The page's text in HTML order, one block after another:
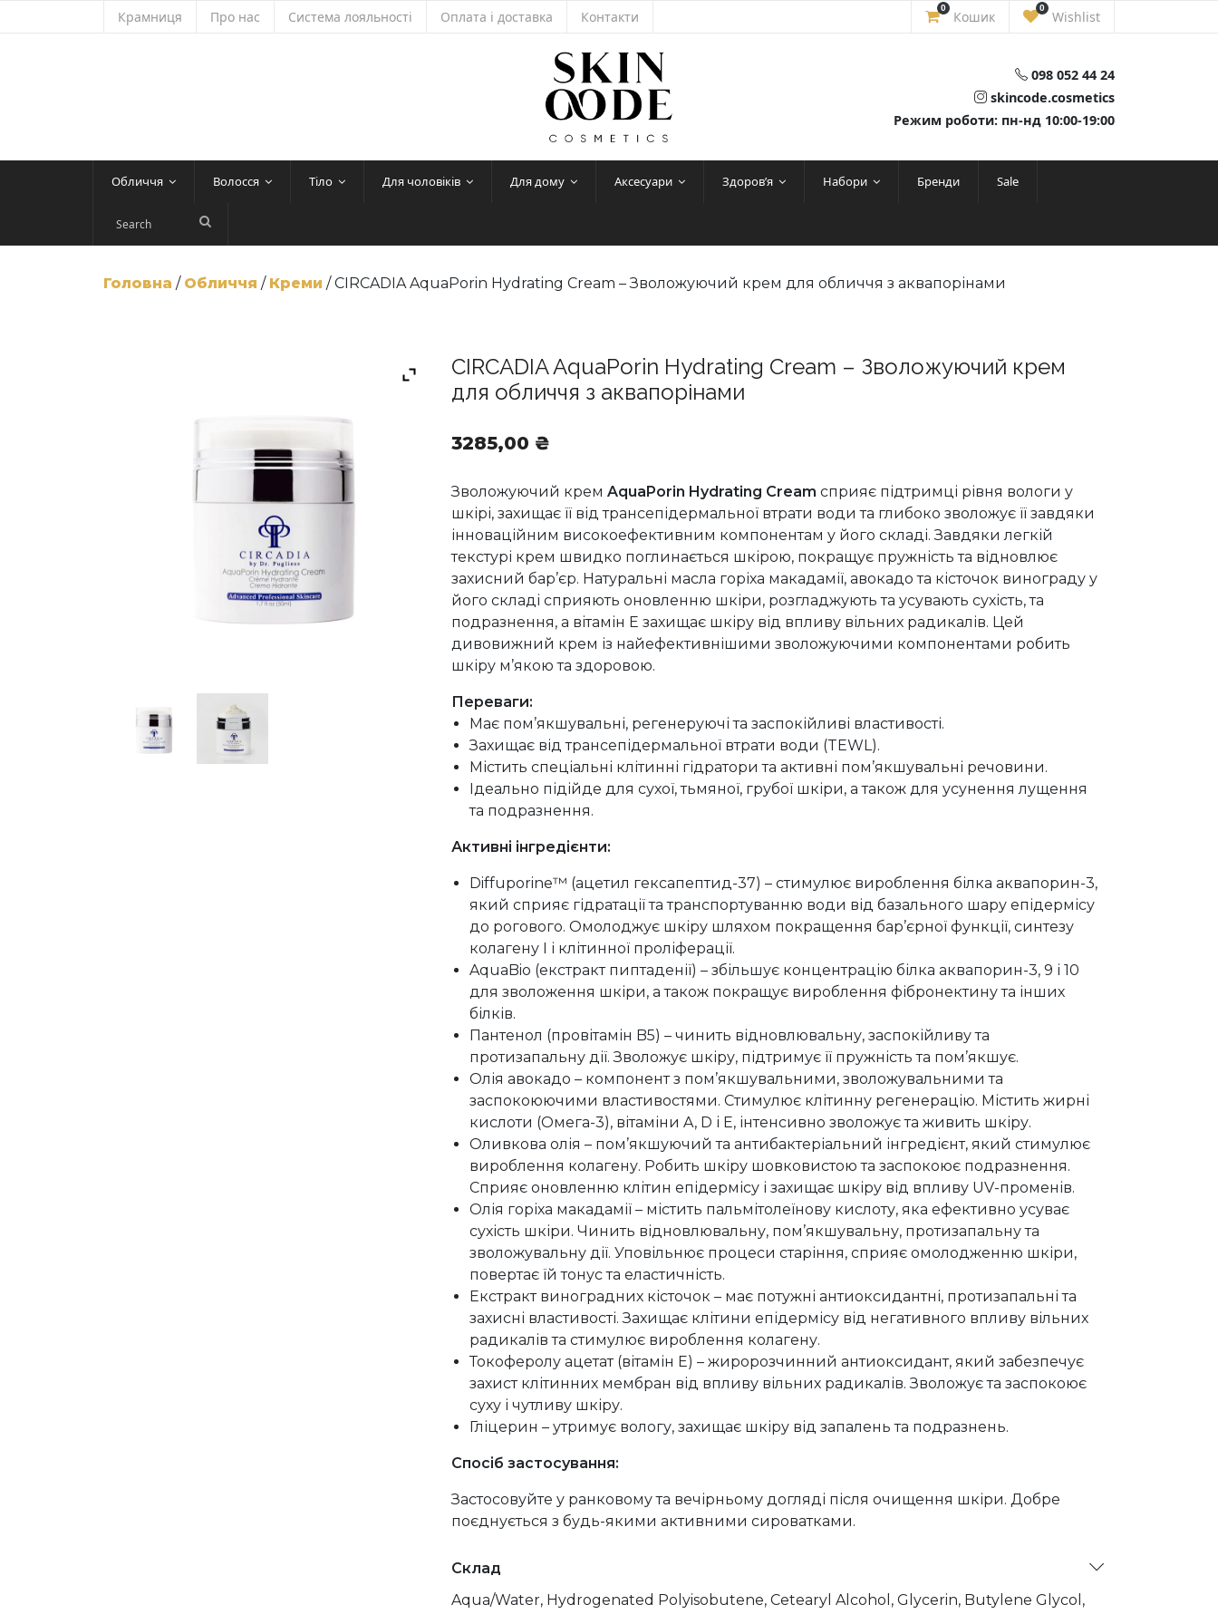
Крамниця Про нас Система лояльності Оплата і доставка Контакти
0
Кошик
0
Wishlist
098 052 44 24
skincode.cosmetics
Режим роботи: пн-нд 10:00-19:00
Обличчя Волосся Тіло Для чоловіків Для дому Аксесуари Здоров’я Набори Бренди Sale
Головна / Обличчя / Креми / CIRCADIA AquaPorin Hydrating Cream – Зволожуючий крем для обличчя з аквапорінами
CIRCADIA AquaPorin Hydrating Cream – Зволожуючий крем
для обличчя з аквапорінами
3285,00 ₴
Зволожуючий крем AquaPorin Hydrating Cream сприяє підтримці рівня вологи у
шкірі, захищає її від трансепідермальної втрати води та глибоко зволожує її завдяки
інноваційним високоефективним компонентам у його складі. Завдяки легкій
текстурі крем швидко поглинається шкірою, покращує пружність та відновлює
захисний бар’єр. Натуральні масла горіха макадамії, авокадо та кісточок винограду у
його складі сприяють оновленню шкіри, розгладжують та усувають сухість, та
подразнення, а вітамін Е захищає шкіру від впливу вільних радикалів. Цей
дивовижний крем із найефективнішими зволожуючими компонентами робить
шкіру м’якою та здоровою.
Переваги:
Має пом’якшувальні, регенеруючі та заспокійливі властивості.
Захищає від трансепідермальної втрати води (TEWL).
Містить спеціальні клітинні гідратори та активні пом’якшувальні речовини.
Ідеально підійде для сухої, тьмяної, грубої шкіри, а також для усунення лущення
та подразнення.
Активні інгредієнти:
Diffuporine™ (ацетил гексапептид-37) – стимулює вироблення білка аквапорин-3,
який сприяє гідратації та транспортуванню води від базального шару епідермісу
до рогового. Омолоджує шкіру шляхом покращення бар’єрної функції, синтезу
колагену I і клітинної проліферації.
AquaBio (екстракт пиптаденії) – збільшує концентрацію білка аквапорин-3, 9 і 10
для зволоження шкіри, а також покращує вироблення фібронектину та інших
білків.
Пантенол (провітамін B5) – чинить відновлювальну, заспокійливу та
протизапальну дії. Зволожує шкіру, підтримує її пружність та пом’якшує.
Олія авокадо – компонент з пом’якшувальними, зволожувальними та
заспокоюючими властивостями. Стимулює клітинну регенерацію. Містить жирні
кислоти (Омега-3), вітаміни A, D і Е, інтенсивно зволожує та живить шкіру.
Оливкова олія – пом’якшуючий та антибактеріальний інгредієнт, який стимулює
вироблення колагену. Робить шкіру шовковистою та заспокоює подразнення.
Сприяє оновленню клітин епідермісу і захищає шкіру від впливу UV-променів.
Олія горіха макадамії – містить пальмітолеїнову кислоту, яка ефективно усуває
сухість шкіри. Чинить відновлювальну, пом’якшувальну, протизапальну та
зволожувальну дії. Уповільнює процеси старіння, сприяє омолодженню шкіри,
повертає їй тонус та еластичність.
Екстракт виноградних кісточок – має потужні антиоксидантні, протизапальні та
захисні властивості. Захищає клітини епідермісу від негативного впливу вільних
радикалів та стимулює вироблення колагену.
Токоферолу ацетат (вітамін E) – жиророзчинний антиоксидант, який забезпечує
захист клітинних мембран від впливу вільних радикалів. Зволожує та заспокоює
суху і чутливу шкіру.
Гліцерин – утримує вологу, захищає шкіру від запалень та подразнень.
Спосіб застосування:
Застосовуйте у ранковому та вечірньому догляді після очищення шкіри. Добре
поєднується з будь-якими активними сироватками.
Склад
Aqua/Water, Hydrogenated Polyisobutene, Cetearyl Alcohol, Glycerin, Butylene Glycol,